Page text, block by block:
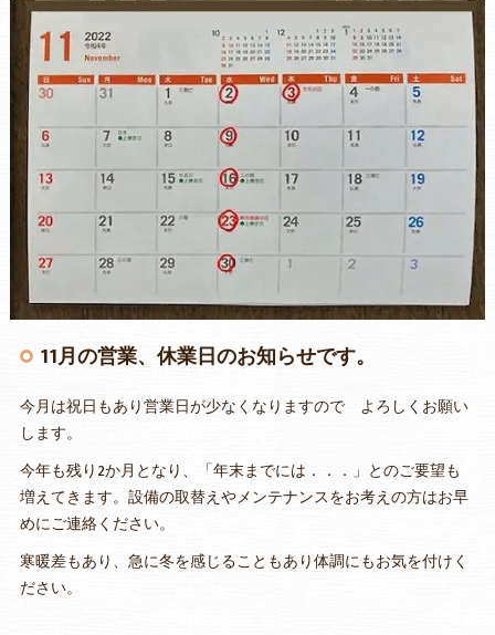
11月の営業、休業日のお知らせです。
今月は祝日もあり営業日が少なくなりますので よろしくお願い
します。
今年も残り2か月となり、「年末までには．．．」とのご要望も
増えてきます。設備の取替えやメンテナンスをお考えの方はお早
めにご連絡ください。
寒暖差もあり、急に冬を感じることもあり体調にもお気を付けく
ださい。